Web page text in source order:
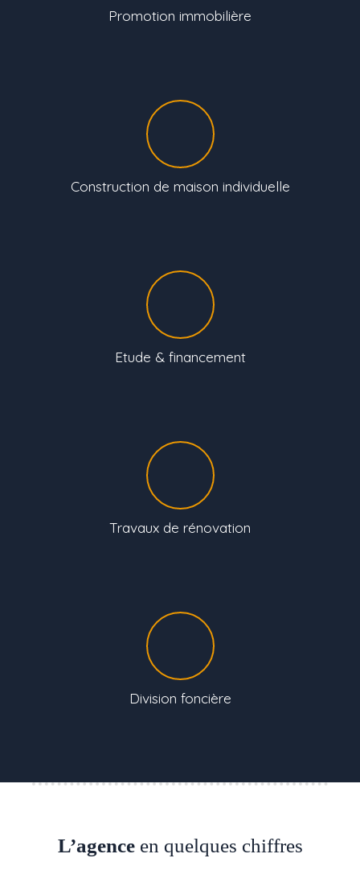
Promotion immobilière
Construction de maison individuelle
Etude & financement
Travaux de rénovation
Division foncière
L’agenceen quelques chiffres